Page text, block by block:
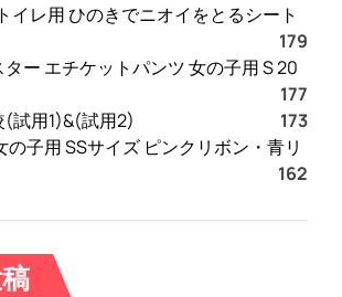
イレ用 ひのきでニオイをとるシート
179
ー エチケットパンツ 女の子用 S 20
177
試用1)&(試用2)
173
の子用 SSサイズ ピンクリボン・青リ
162